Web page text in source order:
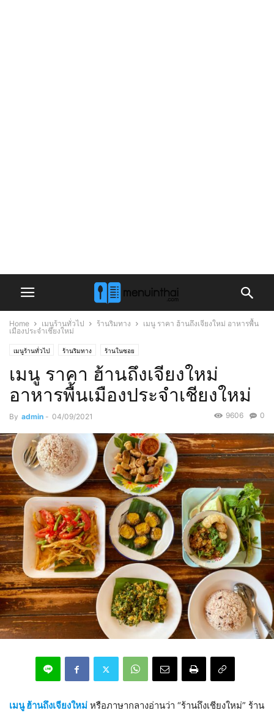
Home เมนูร้านทั่วไป ร้านริมทาง
เมนู ราคา ฮ้านถึงเจียงใหม่ อาหารพื้น
เมืองประจำเชียงใหม่
เมนูร้านทั่วไป ร้านริมทาง ร้านในซอย
เมนู ราคา ฮ้านถึงเจียงใหม่
อาหารพื้นเมืองประจำเชียงใหม่
By admin - 04/09/2021 0
9606
เมนู ฮ้านถึงเจียงใหม่ หรือภาษากลางอ่านว่า “ร้านถึงเชียงใหม่” ร้าน